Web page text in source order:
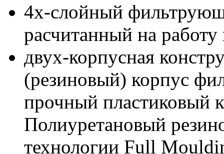
4х-слойный
расчитанный на
двух-корпусная
(резиновый) корпус
прочный пластиковый
Полиуретановый
технологии Full